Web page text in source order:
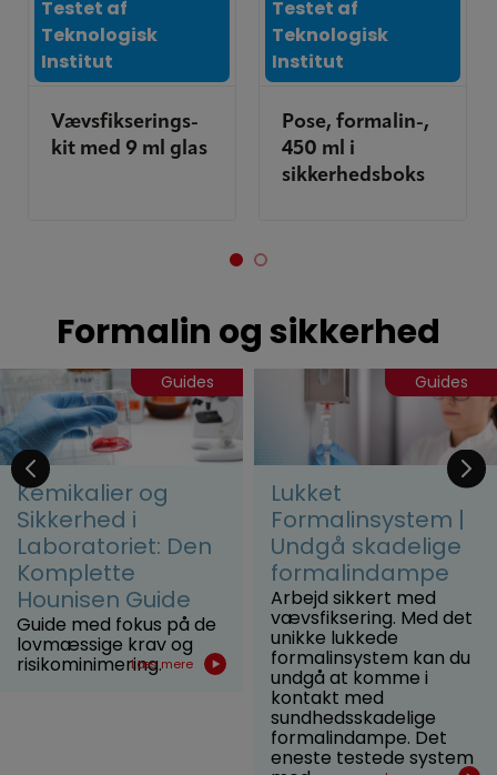
Testet af
Teknologisk
Institut
Vævsfikserings-
kit med 9 ml glas
Testet af
Teknologisk
Institut
Pose, formalin-,
450 ml i
sikkerhedsboks
Formalin og sikkerhed
Guides
Kemikalier og
Sikkerhed i
Laboratoriet: Den
Komplette
Hounisen Guide
Guide med fokus på de
lovmæssige krav og
risikominimering.Læs mere
Guides
Lukket
Formalinsystem |
Undgå skadelige
formalindampe
Arbejd sikkert med
vævsfiksering. Med det
unikke lukkede
formalinsystem kan du
undgå at komme i
kontakt med
sundhedsskadelige
formalindampe. Det
eneste testede system